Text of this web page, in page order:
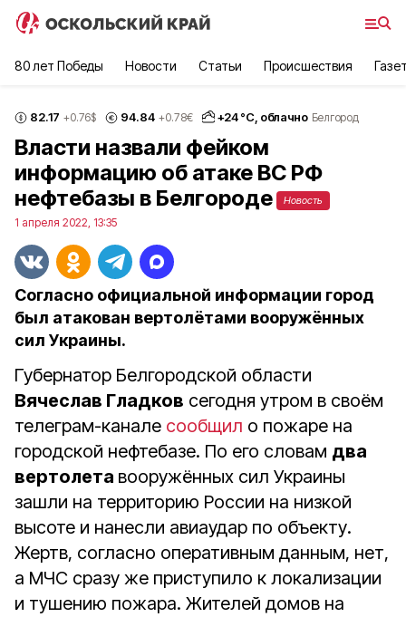
80 лет Победы Новости Статьи Происшествия
82.17 +0.76$ 94.84 +0.78€ +24°С, облачно Белгород
Власти назвали фейком
информацию об атаке ВС РФ
нефтебазы в Белгороде
Новость
1 апреля 2022, 13:35
Согласно официальной информации город
был атакован вертолётами вооружённых
сил Украины.
Губернатор Белгородской области
Вячеслав Гладков сегодня утром в своём
телеграм-канале сообщил о пожаре на
городской нефтебазе. По его словам два
вертолета вооружённых сил Украины
зашли на территорию России на низкой
высоте и нанесли авиаудар по объекту.
Жертв, согласно оперативным данным, нет,
а МЧС сразу же приступило к локализации
и тушению пожара. Жителей домов на